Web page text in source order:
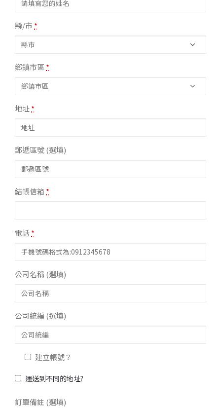
縣/市*
鄉鎮市區 *
地址*
郵遞區號(選填)
結帳信箱 *
電話*
公司名稱(選填)
公司統編 (選填)
建立帳號？
運送到不同的地址?
訂單備註 (選填)